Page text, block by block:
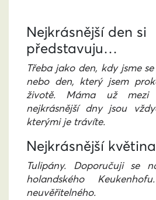
Nejkrásnější den si
představuju…
Třeba jako den, kdy jsme
nebo den, který jsem
životě. Máma už
nejkrásnější dny jsou
kterými je trávíte.
Nejkrásnější květina
Tulipány. Doporučuji se
holandského
neuvěřitelného.